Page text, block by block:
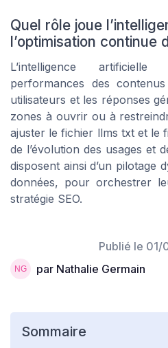
Quel rôle joue
l’optimisation continue
L’intelligence
performances des
utilisateurs et les réponses
zones à ouvrir ou à
ajuster le fichier llms txt et le
de l’évolution des usages et
disposent ainsi d’un pilotage
données, pour orchestrer
stratégie SEO.
Publié le 01/
par Nathalie Germain
Sommaire